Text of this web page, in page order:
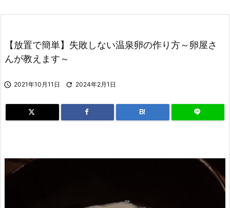
【放置で簡単】失敗しない温泉卵の作り方～卵屋さ
んが教えます～
 2021年10月11日  2024年2月1日
B!